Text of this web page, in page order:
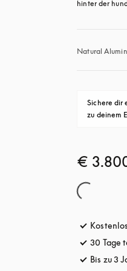
hinter der
Natural
Sichere dir
zu deinem
€
30 Tage
Bis zu 3